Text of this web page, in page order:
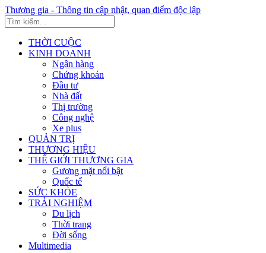
Thương gia - Thông tin cập nhật, quan điểm độc lập
THỜI CUỘC
KINH DOANH
Ngân hàng
Chứng khoán
Đầu tư
Nhà đất
Thị trường
Công nghệ
Xe plus
QUẢN TRỊ
THƯƠNG HIỆU
THẾ GIỚI THƯƠNG GIA
Gương mặt nổi bật
Quốc tế
SỨC KHỎE
TRẢI NGHIỆM
Du lịch
Thời trang
Đời sống
Multimedia